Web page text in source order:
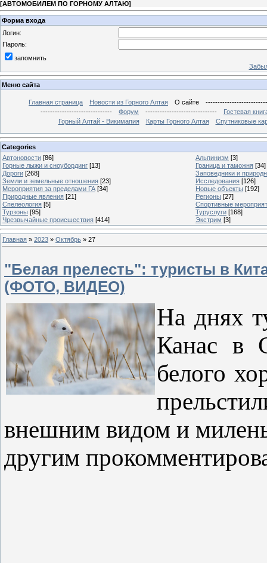
[АВТОМОБИЛЕМ ПО ГОРНОМУ АЛТАЮ]
Форма входа
Логин:
Пароль:
запомнить
Меню сайта
Главная страница Новости из Горного Алтая О сайте
------------------------------
Форум ------------------------------
Гостевая
Горный Алтай - Викимапия
Карты Горного Алтая Спутниковые
Categories
Автоновости [86] Альпинизм [3]
Горные лыжи и сноубординг [13] Граница и таможня [34]
Дороги [268]
Заповедники и
Земли и земельные отношения [23] Исследования [126]
Мероприятия за пределами ГА [34] Новые объекты [192]
Природные явления [21] Регионы [27]
Спелеология [5]
Спортивные
Турзоны [95] Туруслуги [168]
Чрезвычайные происшествия [414] Экстрим [3]
Главная » 2023 » Октябрь » 27
"Белая прелесть": туристы в
(ФОТО, ВИДЕО)
На днях
Канас в
белого
внешним видом и
другим